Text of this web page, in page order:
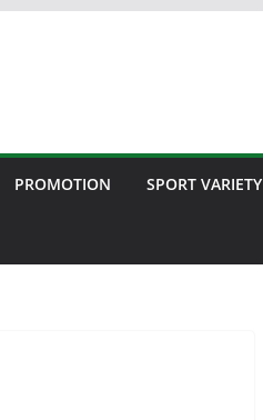
PROMOTION SPORT VARIETY